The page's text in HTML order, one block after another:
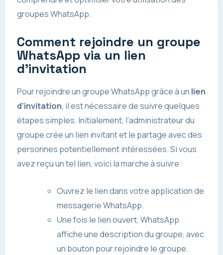
groupes WhatsApp.
Comment rejoindre un groupe
WhatsApp via un lien
d’invitation
Pour rejoindre un groupe WhatsApp grâce à un lien
d’invitation, il est nécessaire de suivre quelques
étapes simples. Initialement, l’administrateur du
groupe crée un lien invitant et le partage avec des
personnes potentiellement intéressées. Si vous
avez reçu un tel lien, voici la marche à suivre :
Ouvrez le lien dans votre application de
messagerie WhatsApp.
Une fois le lien ouvert, WhatsApp
affiche une description du groupe, avec
un bouton pour rejoindre le groupe.